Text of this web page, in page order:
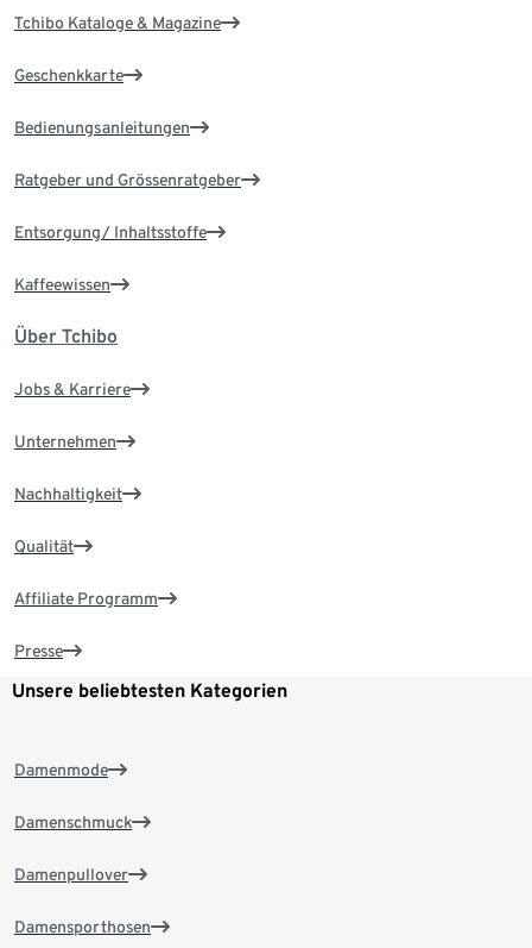
Tchibo Kataloge & Magazine
Geschenkkarte
Bedienungsanleitungen
Ratgeber und Grössenratgeber
Entsorgung/ Inhaltsstoffe
Kaffeewissen
Über Tchibo
Jobs & Karriere
Unternehmen
Nachhaltigkeit
Qualität
Affiliate Programm
Presse
Unsere beliebtesten Kategorien
Damenmode
Damenschmuck
Damenpullover
Damensporthosen